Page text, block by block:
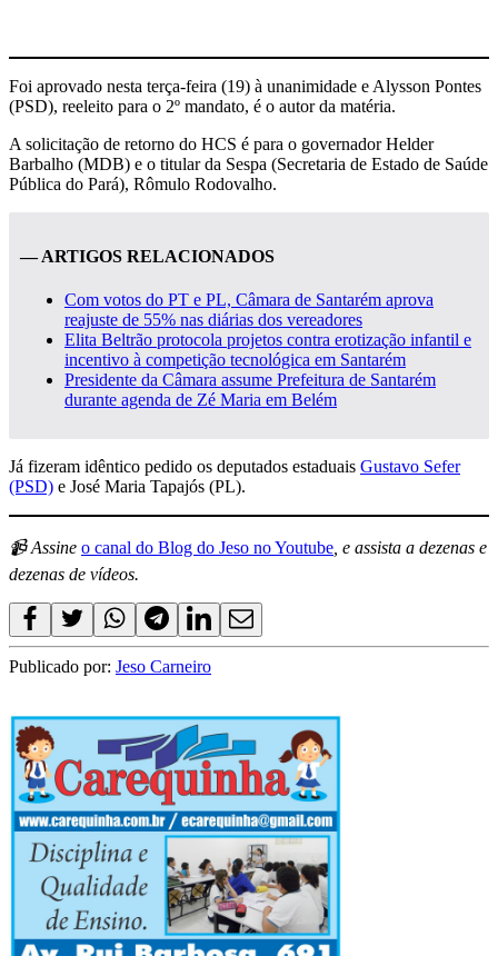
Foi aprovado nesta terça-feira (19) à unanimidade e Alysson Pontes
(PSD), reeleito para o 2º mandato, é o autor da matéria.
A solicitação de retorno do HCS é para o governador Helder
Barbalho (MDB) e o titular da Sespa (Secretaria de Estado de Saúde
Pública do Pará), Rômulo Rodovalho.
— ARTIGOS RELACIONADOS
Com votos do PT e PL, Câmara de Santarém aprova
reajuste de 55% nas diárias dos vereadores
Elita Beltrão protocola projetos contra erotização infantil e
incentivo à competição tecnológica em Santarém
Presidente da Câmara assume Prefeitura de Santarém
durante agenda de Zé Maria em Belém
Já fizeram idêntico pedido os deputados estaduais Gustavo Sefer
(PSD) e José Maria Tapajós (PL).
📹 Assine o canal do Blog do Jeso no Youtube, e assista a dezenas e
dezenas de vídeos.
Publicado por: Jeso Carneiro